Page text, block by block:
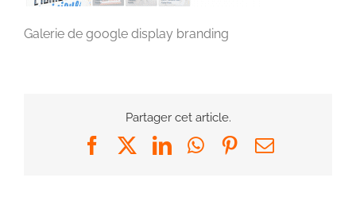
Galerie de google display branding
Partager cet article.
FacebookLinkedInWhatsApp
Pinterest
Email